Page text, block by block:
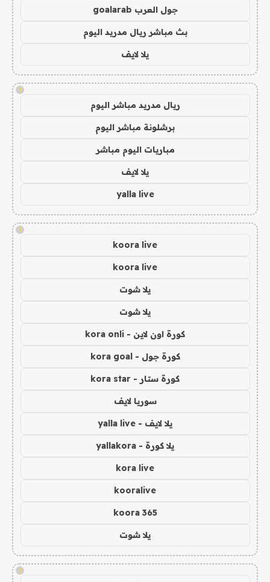
جول العرب goalarab
بث مباشر ريال مدريد اليوم
يلا لايف
!
ريال مدريد مباشر اليوم
برشلونة مباشر اليوم
مباريات اليوم مباشر
يلا لايف
yalla live
!
koora live
koora live
يلا شوت
يلا شوت
كورة اون لاين - kora onli
كورة جول - kora goal
كورة ستار - kora star
سوريا لايف
يلا لايف - yalla live
يلا كورة - yallakora
kora live
kooralive
koora 365
يلا شوت
!